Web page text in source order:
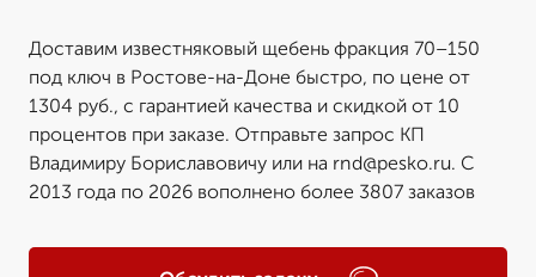
Доставим известняковый щебень фракция 70–150
под ключ в Ростове-на-Доне быстро, по цене от
1304 руб., с гарантией качества и скидкой от 10
процентов при заказе. Отправьте запрос КП
Владимиру Бориславовичу или на rnd@pesko.ru. С
2013 года по 2026 вополнено более 3807 заказов